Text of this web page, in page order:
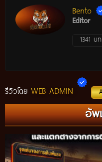
Bento
Editor
1341 บ
รีวิวโดย WEB ADMIN
อัพ